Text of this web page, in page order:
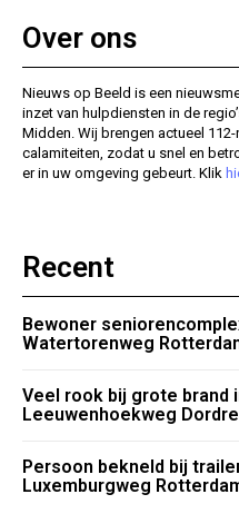
Over ons
Nieuws op Beeld is een
inzet van hulpdiensten in de
Midden. Wij brengen actueel
calamiteiten, zodat u snel en
er in uw omgeving gebeurt. Klik
Recent
Bewoner
Watertorenweg
Veel rook bij grote brand
Leeuwenhoekweg
Persoon bekneld bij
Luxemburgweg